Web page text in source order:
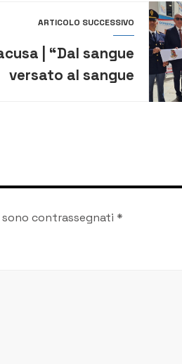
ARTICOLO SUCCESSIVO
| “Dal sangue
versato al sangue
contrassegnati *